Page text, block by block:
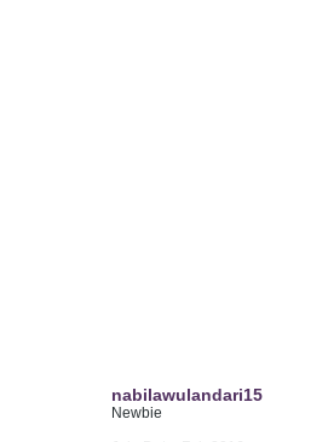
nabilawulandari15
Newbie